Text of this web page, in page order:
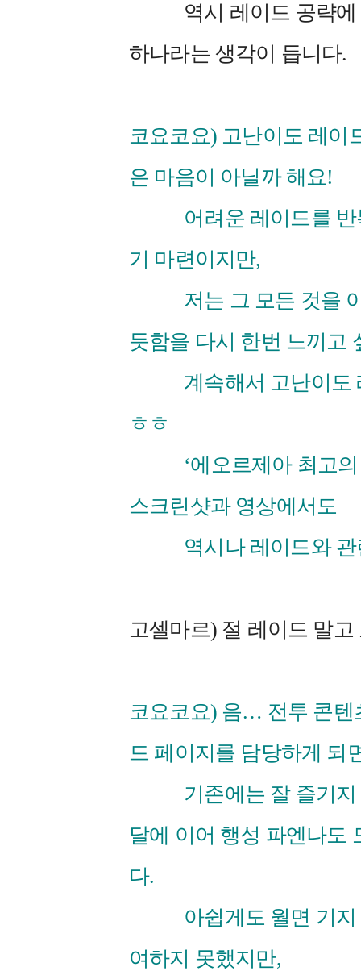
역시 레이드 공략에
하나라는 생각이 듭니다.
코요코요) 고난이도 레이
은 마음이 아닐까 해요!
어려운 레이드를 반복
기 마련이지만,
저는 그 모든 것을 이
듯함을 다시 한번 느끼고
계속해서 고난이도 레
ㅎㅎ
‘에오르제아 최고의
스크린샷과 영상에서도
역시나 레이드와 관련
고셀마르) 절 레이드 말
코요코요) 음… 전투 콘텐
드 페이지를 담당하게 되
기존에는 잘 즐기지
달에 이어 행성 파엔나도
다.
아쉽게도 월면 기지
여하지 못했지만,